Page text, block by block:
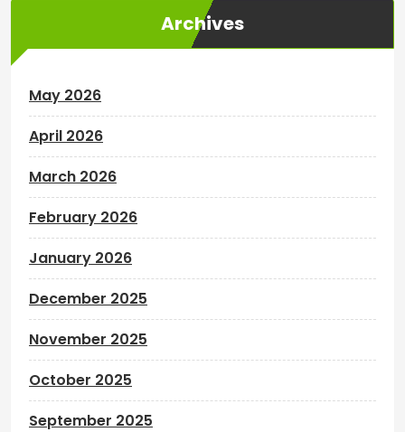
Archives
May 2026
April 2026
March 2026
February 2026
January 2026
December 2025
November 2025
October 2025
September 2025